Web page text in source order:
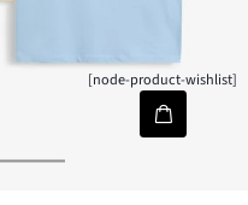
[node-product-wishlist]